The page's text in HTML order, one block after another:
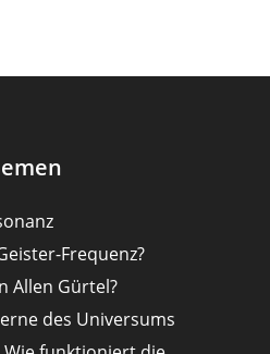
Frequenz?
Allen Gürtel?
des Universums